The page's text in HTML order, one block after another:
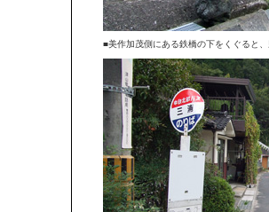
■美作加茂側にある鉄橋の下をくぐると